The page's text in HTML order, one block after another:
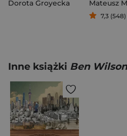
Dorota Groyecka
Mateusz
7,3 (548)
Inne książki Ben Wilson